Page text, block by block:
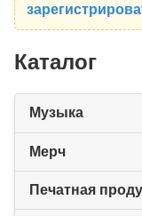
Каталог
Музыка
Мерч
Печатная